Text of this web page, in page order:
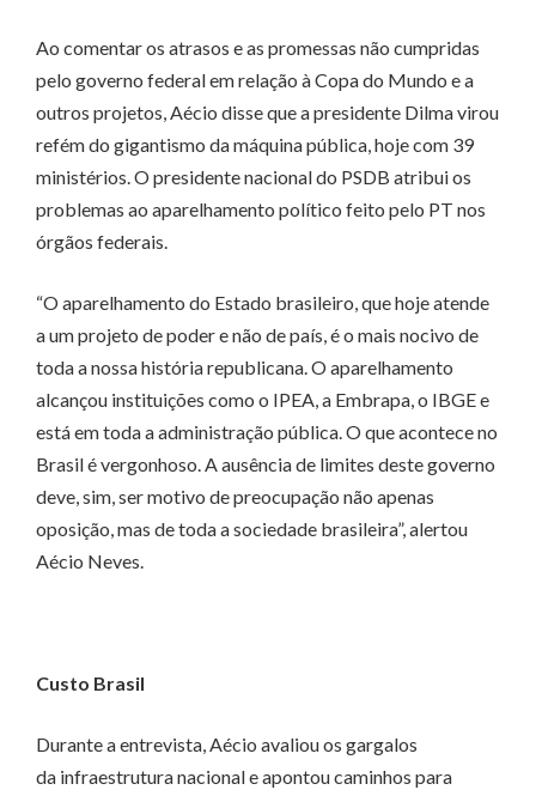
Ao comentar os atrasos e as promessas não cumpridas
pelo governo federal em relação à Copa do Mundo e a
outros projetos, Aécio disse que a presidente Dilma virou
refém do gigantismo da máquina pública, hoje com 39
ministérios. O presidente nacional do PSDB atribui os
problemas ao aparelhamento político feito pelo PT nos
órgãos federais.
“O aparelhamento do Estado brasileiro, que hoje atende
a um projeto de poder e não de país, é o mais nocivo de
toda a nossa história republicana. O aparelhamento
alcançou instituições como o IPEA, a Embrapa, o IBGE e
está em toda a administração pública. O que acontece no
Brasil é vergonhoso. A ausência de limites deste governo
deve, sim, ser motivo de preocupação não apenas
oposição, mas de toda a sociedade brasileira”, alertou
Aécio Neves.
Custo Brasil
Durante a entrevista, Aécio avaliou os gargalos
da infraestrutura nacional e apontou caminhos para